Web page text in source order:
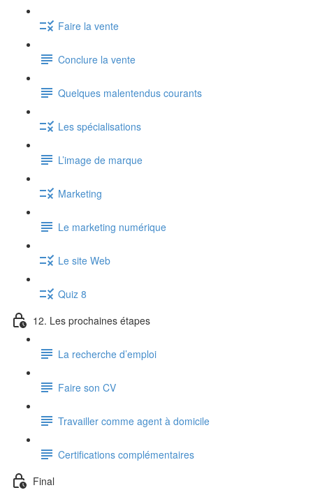
Faire la vente
Conclure la vente
Quelques malentendus courants
Les spécialisations
L’image de marque
Marketing
Le marketing numérique
Le site Web
Quiz 8
12. Les prochaines étapes
La recherche d’emploi
Faire son CV
Travailler comme agent à domicile
Certifications complémentaires
Final